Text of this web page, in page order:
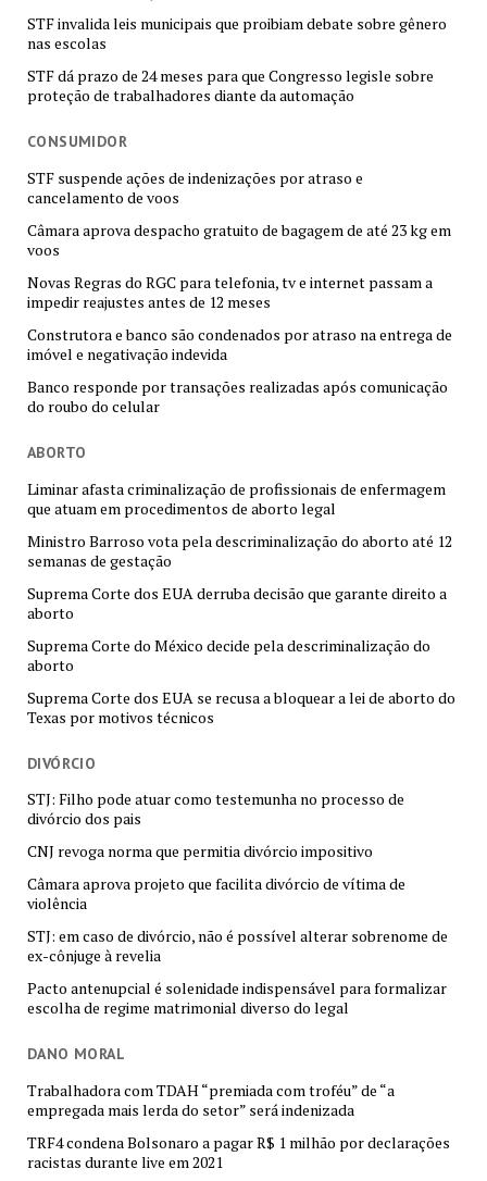
STF invalida leis municipais que proibiam debate sobre gênero
nas escolas
STF dá prazo de 24 meses para que Congresso legisle sobre
proteção de trabalhadores diante da automação
CONSUMIDOR
STF suspende ações de indenizações por atraso e
cancelamento de voos
Câmara aprova despacho gratuito de bagagem de até 23 kg em
voos
Novas Regras do RGC para telefonia, tv e internet passam a
impedir reajustes antes de 12 meses
Construtora e banco são condenados por atraso na entrega de
imóvel e negativação indevida
Banco responde por transações realizadas após comunicação
do roubo do celular
ABORTO
Liminar afasta criminalização de profissionais de enfermagem
que atuam em procedimentos de aborto legal
Ministro Barroso vota pela descriminalização do aborto até 12
semanas de gestação
Suprema Corte dos EUA derruba decisão que garante direito a
aborto
Suprema Corte do México decide pela descriminalização do
aborto
Suprema Corte dos EUA se recusa a bloquear a lei de aborto do
Texas por motivos técnicos
DIVÓRCIO
STJ: Filho pode atuar como testemunha no processo de
divórcio dos pais
CNJ revoga norma que permitia divórcio impositivo
Câmara aprova projeto que facilita divórcio de vítima de
violência
STJ: em caso de divórcio, não é possível alterar sobrenome de
ex-cônjuge à revelia
Pacto antenupcial é solenidade indispensável para formalizar
escolha de regime matrimonial diverso do legal
DANO MORAL
Trabalhadora com TDAH “premiada com troféu” de “a
empregada mais lerda do setor” será indenizada
TRF4 condena Bolsonaro a pagar R$ 1 milhão por declarações
racistas durante live em 2021